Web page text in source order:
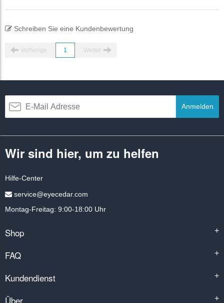
Schreiben Sie eine Kundenbewertung
Vorherige 1 Weiter
Anmelden
Wir sind hier, um zu helfen
Hilfe-Center
service@eyecedar.com
Montag-Freitag: 9:00-18:00 Uhr
Shop +
FAQ +
Kundendienst +
Über +